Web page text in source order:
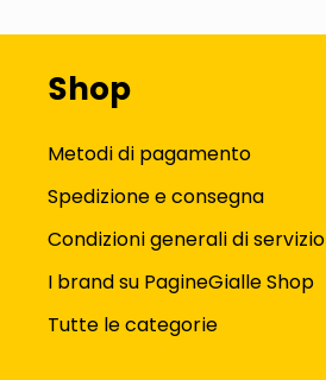
Shop
Metodi di pagamento
Spedizione e consegna
Condizioni generali di servizio
I brand su PagineGialle Shop
Tutte le categorie